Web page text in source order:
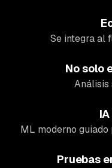
Se integra al
No solo
Análisis
ML moderno
Pruebas